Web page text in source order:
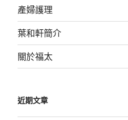
產婦護理
葉和軒簡介
關於福太
近期文章